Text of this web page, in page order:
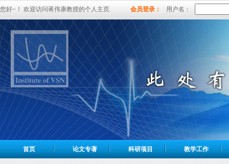
您好~！ 欢迎访问蒋伟康教授的个人主页. 会员登录： 用户名：
首页 论文专著 科研项目 教学工作